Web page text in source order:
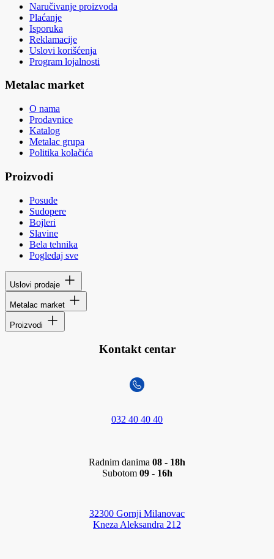
Naručivanje proizvoda
Plaćanje
Isporuka
Reklamacije
Uslovi korišćenja
Program lojalnosti
Metalac market
O nama
Prodavnice
Katalog
Metalac grupa
Politika kolačića
Proizvodi
Posuđe
Sudopere
Bojleri
Slavine
Bela tehnika
Pogledaj sve
Uslovi prodaje
Metalac market
Proizvodi
Kontakt centar
032 40 40 40
Radnim danima 08 - 18h
Subotom 09 - 16h
32300 Gornji Milanovac
Kneza Aleksandra 212